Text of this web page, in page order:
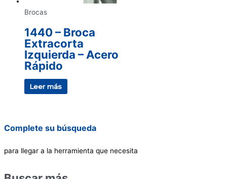
Brocas
1440 – Broca
Extracorta
Izquierda – Acero
Rápido
Leer más
Complete su búsqueda
para llegar a la herramienta que necesita